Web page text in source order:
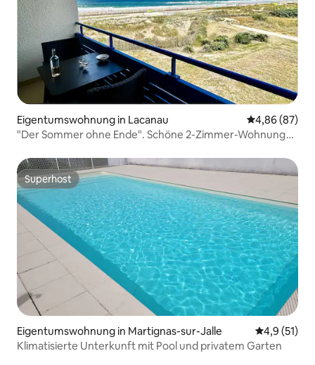
Eigentumswohnung in Lacanau
4,86 (87)
"Der Sommer ohne Ende". Schöne 2-Zimmer-Wohnung
Superhost
Superhost
Eigentumswohnung in Martignas-sur-Jalle
4,9 (51)
Klimatisierte Unterkunft mit Pool und privatem Garten